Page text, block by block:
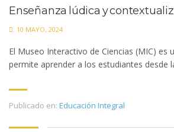
Enseñanza lúdica y
10 MAYO, 2024
El Museo Interactivo de Ciencias (MIC) es
permite aprender a los estudiantes desde
Publicado en: Educación Integral